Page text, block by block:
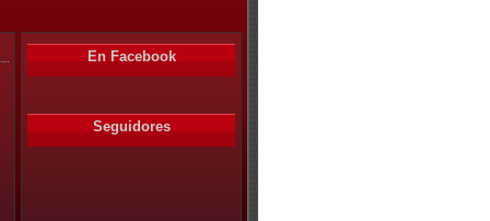
En Facebook
Seguidores